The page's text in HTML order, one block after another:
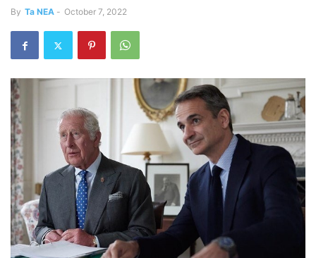
By Ta NEA - October 7, 2022